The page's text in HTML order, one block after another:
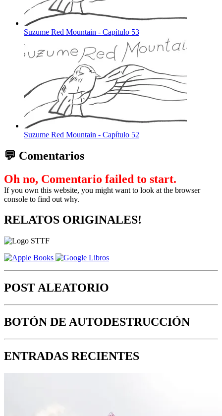
Suzume Red Mountain - Capítulo 53
Suzume Red Mountain - Capítulo 52
💬 Comentarios
Oh no, Comentario failed to start.
If you own this website, you might want to look at the browser
console to find out why.
RELATOS ORIGINALES!
POST ALEATORIO
BOTÓN DE AUTODESTRUCCIÓN
ENTRADAS RECIENTES